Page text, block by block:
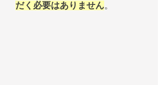
だく必要はありません。